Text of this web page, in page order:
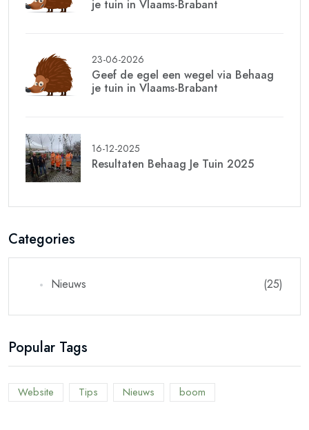
je tuin in Vlaams-Brabant
23-06-2026
Geef de egel een wegel via Behaag
je tuin in Vlaams-Brabant
16-12-2025
Resultaten Behaag Je Tuin 2025
Categories
Nieuws (25)
Popular Tags
Website Tips Nieuws boom